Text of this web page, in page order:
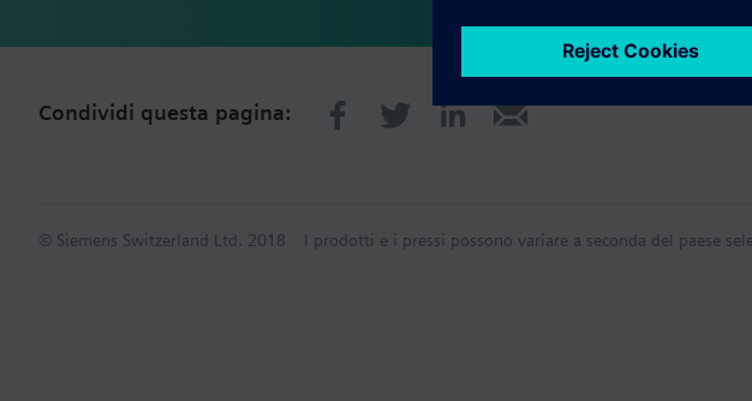
Condividi questa pagina:
© Siemens Switzerland Ltd. 2018 I prodotti e i pressi possono variare a seconda del paese